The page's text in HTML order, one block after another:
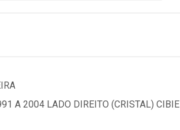
A 2004 LADO DIREITO (CRISTAL)